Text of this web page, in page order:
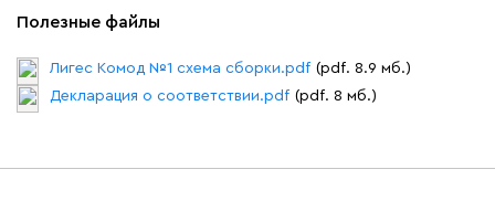
Полезные файлы
Лигес Комод №1 схема сборки.pdf (pdf. 8.9 мб.)
Декларация о соответствии.pdf (pdf. 8 мб.)